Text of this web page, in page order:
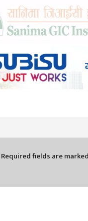
Required fields are marked